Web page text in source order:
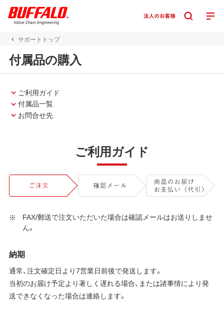
サポートトップ
付属品の購入
ご利用ガイド
付属品一覧
お問合せ先
ご利用ガイド
FAX/郵送で注文いただいた場合は確認メールはお送りしませ
ん。
納期
通常、注文確定日より7営業日前後で発送します。
当初のお届け予定より著しく遅れる場合、または諸事情により発
送できなくなった場合は連絡します。